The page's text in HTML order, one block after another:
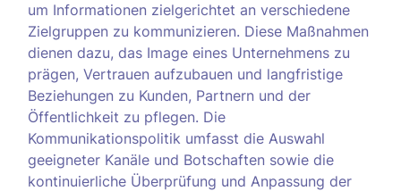
um Informationen zielgerichtet an verschiedene
Zielgruppen zu kommunizieren. Diese Maßnahmen
dienen dazu, das Image eines Unternehmens zu
prägen, Vertrauen aufzubauen und langfristige
Beziehungen zu Kunden, Partnern und der
Öffentlichkeit zu pflegen. Die
Kommunikationspolitik umfasst die Auswahl
geeigneter Kanäle und Botschaften sowie die
kontinuierliche Überprüfung und Anpassung der